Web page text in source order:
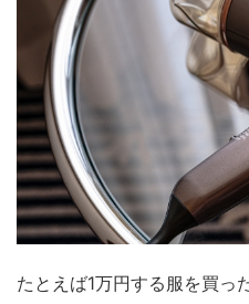
たとえば1万円する服を買っ